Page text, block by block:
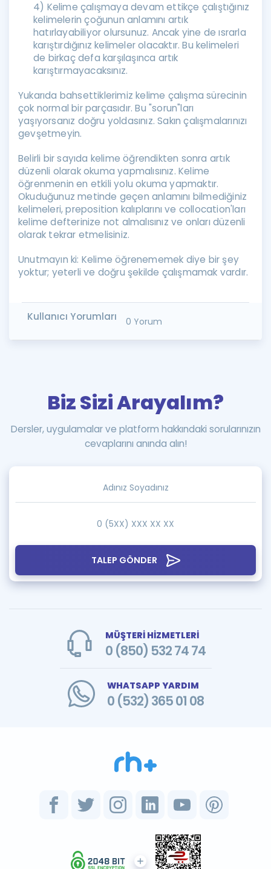
4) Kelime çalışmaya devam ettikçe çalıştığınız
kelimelerin çoğunun anlamını artık
hatırlayabiliyor olursunuz. Ancak yine de ısrarla
karıştırdığınız kelimeler olacaktır. Bu kelimeleri
de birkaç defa karşılaşınca artık
karıştırmayacaksınız.
Yukarıda bahsettiklerimiz kelime çalışma sürecinin
çok normal bir parçasıdır. Bu "sorun"ları
yaşıyorsanız doğru yoldasınız. Sakın çalışmalarınızı
gevşetmeyin.
Belirli bir sayıda kelime öğrendikten sonra artık
düzenli olarak okuma yapmalısınız. Kelime
öğrenmenin en etkili yolu okuma yapmaktır.
Okuduğunuz metinde geçen anlamını bilmediğiniz
kelimeleri, preposition kalıplarını ve collocation'ları
kelime defterinize not almalısınız ve onları düzenli
olarak tekrar etmelisiniz.
Unutmayın ki: Kelime öğrenememek diye bir şey
yoktur; yeterli ve doğru şekilde çalışmamak vardır.
Kullanıcı Yorumları 0 Yorum
TALEP GÖNDER
Biz Sizi Arayalım?
Dersler, uygulamalar ve platform hakkındaki sorularınızın
cevaplarını anında alın!
MÜŞTERİ HİZMETLERİ
0 (850) 532 74 74
WHATSAPP YARDIM
0 (532) 365 01 08